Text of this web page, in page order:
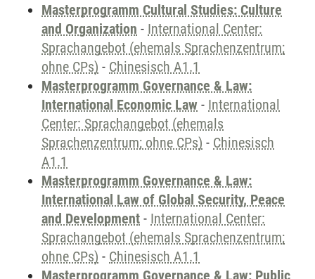
Masterprogramm Cultural Studies: Culture
and Organization - International Center:
Sprachangebot (ehemals Sprachenzentrum;
ohne CPs) - Chinesisch A1.1
Masterprogramm Governance & Law:
International Economic Law - International
Center: Sprachangebot (ehemals
Sprachenzentrum; ohne CPs) - Chinesisch
A1.1
Masterprogramm Governance & Law:
International Law of Global Security, Peace
and Development - International Center:
Sprachangebot (ehemals Sprachenzentrum;
ohne CPs) - Chinesisch A1.1
Masterprogramm Governance & Law: Public